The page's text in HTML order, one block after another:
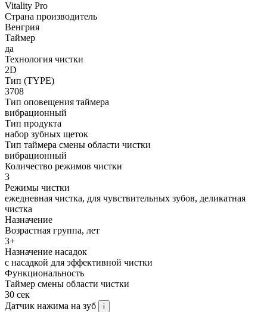
Vitality Pro
Страна производитель
Венгрия
Таймер
да
Технология чистки
2D
Тип (TYPE)
3708
Тип оповещения таймера
вибрационный
Тип продукта
набор зубных щеток
Тип таймера смены области чистки
вибрационный
Количество режимов чистки
3
Режимы чистки
ежедневная чистка, для чувствительных зубов, деликатная
чистка
Назначение
Возрастная группа, лет
3+
Назначение насадок
с насадкой для эффективной чистки
Функциональность
Таймер смены области чистки
30 сек
Датчик нажима на зуб
i